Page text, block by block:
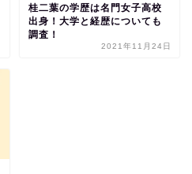
桂二葉の学歴は名門女子高校
出身！大学と経歴についても
調査！
2021年11月24日